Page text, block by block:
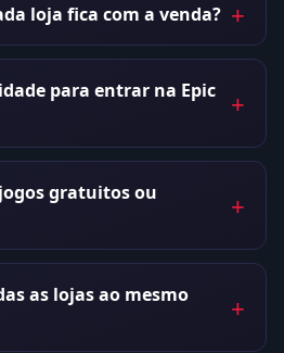
loja fica com a venda?
para entrar na Epic
gratuitos ou
as lojas ao mesmo